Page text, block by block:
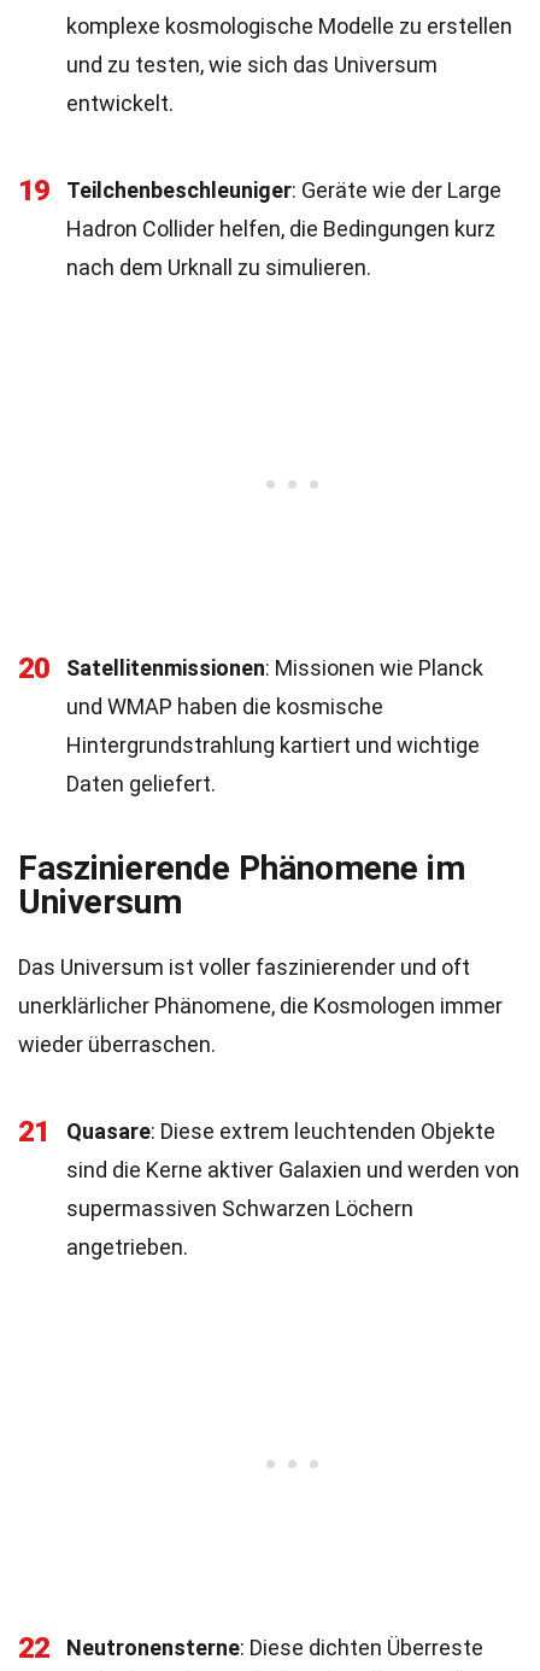
komplexe kosmologische Modelle zu erstellen
und zu testen, wie sich das Universum
entwickelt.
19 Teilchenbeschleuniger: Geräte wie der Large
Hadron Collider helfen, die Bedingungen kurz
nach dem Urknall zu simulieren.
20 Satellitenmissionen: Missionen wie Planck
und WMAP haben die kosmische
Hintergrundstrahlung kartiert und wichtige
Daten geliefert.
Faszinierende Phänomene im
Universum
Das Universum ist voller faszinierender und oft
unerklärlicher Phänomene, die Kosmologen immer
wieder überraschen.
21 Quasare: Diese extrem leuchtenden Objekte
sind die Kerne aktiver Galaxien und werden von
supermassiven Schwarzen Löchern
angetrieben.
22 Neutronensterne: Diese dichten Überreste